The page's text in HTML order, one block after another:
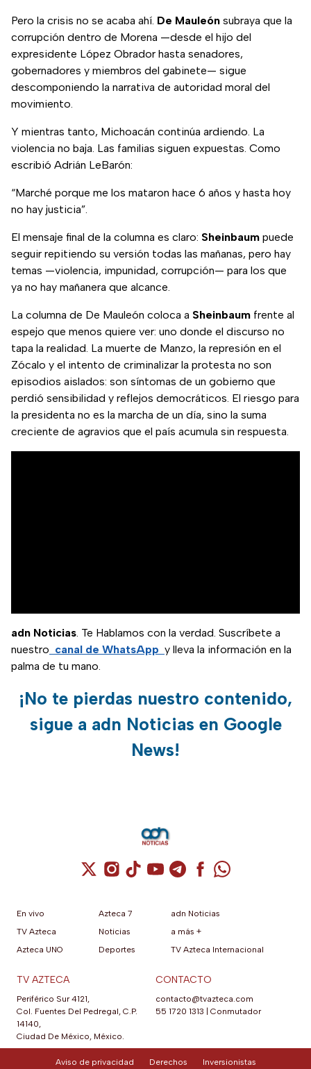
Pero la crisis no se acaba ahí. De Mauleón subraya que la
corrupción dentro de Morena —desde el hijo del
expresidente López Obrador hasta senadores,
gobernadores y miembros del gabinete— sigue
descomponiendo la narrativa de autoridad moral del
movimiento.
Y mientras tanto, Michoacán continúa ardiendo. La
violencia no baja. Las familias siguen expuestas. Como
escribió Adrián LeBarón:
“Marché porque me los mataron hace 6 años y hasta hoy
no hay justicia”.
El mensaje final de la columna es claro: Sheinbaum puede
seguir repitiendo su versión todas las mañanas, pero hay
temas —violencia, impunidad, corrupción— para los que
ya no hay mañanera que alcance.
La columna de De Mauleón coloca a Sheinbaum frente al
espejo que menos quiere ver: uno donde el discurso no
tapa la realidad. La muerte de Manzo, la represión en el
Zócalo y el intento de criminalizar la protesta no son
episodios aislados: son síntomas de un gobierno que
perdió sensibilidad y reflejos democráticos. El riesgo para
la presidenta no es la marcha de un día, sino la suma
creciente de agravios que el país acumula sin respuesta.
adn Noticias. Te Hablamos con la verdad. Suscríbete a
nuestro canal de WhatsApp y lleva la información en la
palma de tu mano.
¡No te pierdas nuestro contenido,
sigue a adn Noticias en Google
News!
Cuenta de X / Twitter (se abre en una
Cuenta de Instagram (se abre en una
Cuenta de TikTok (se abre en
Cuenta de YouTube (se abre
Cuenta de Telegram (se
Cuenta de
Cuenta de
En vivo
TV Azteca
Azteca UNO
Azteca 7
Noticias
Deportes
adn Noticias
a más +
TV Azteca Internacional
TV AZTECA
Periférico Sur 4121,
Col. Fuentes Del Pedregal, C.P.
14140,
Ciudad De México, México.
CONTACTO
contacto@tvazteca.com
55 1720 1313
Conmutador
Aviso de privacidad Derechos Inversionistas